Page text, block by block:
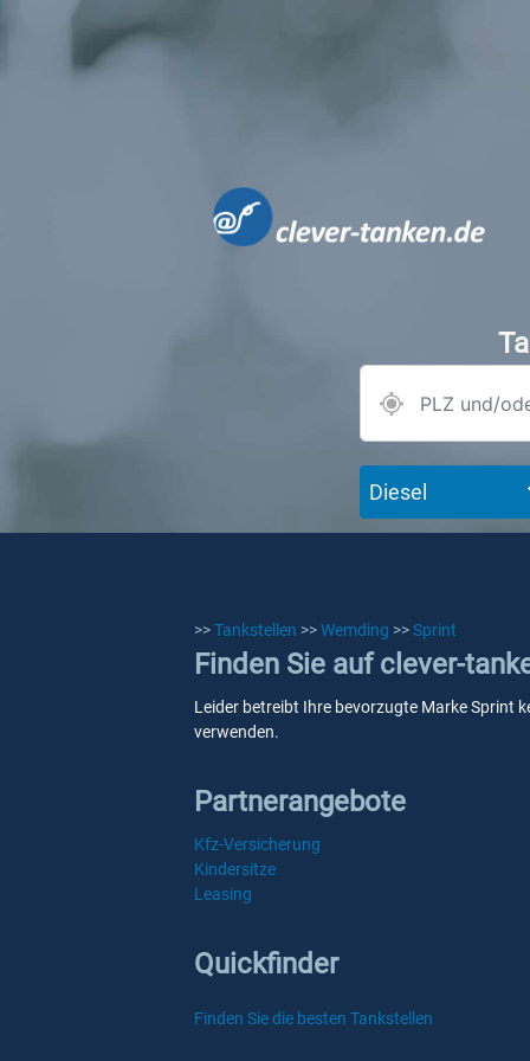
Diesel
>>Tankstellen >>Wemding >>Sprint
Finden Sie auf clever-
Leider betreibt Ihre bevorzugte Marke Sprint
verwenden.
Partnerangebote
Kfz-Versicherung
Kindersitze
Leasing
Quickfinder
Finden Sie die besten Tankstellen